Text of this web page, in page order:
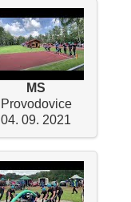
MS
Provodovice
04. 09. 2021